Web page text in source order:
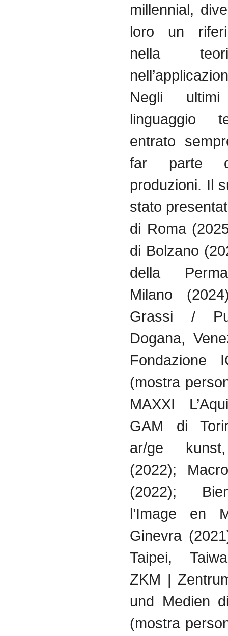
millennial,
loro un
nella
Negli
linguaggio
entrato
far parte
produzioni. Il
stato
di Roma
di Bolzano
della
Milano
Grassi /
Dogana,
Fondazione
(mostra
MAXXI
GAM di
ar/ge
(2022);
(2022);
l’Image en
Ginevra
Taipei,
ZKM |
und Medien
(mostra